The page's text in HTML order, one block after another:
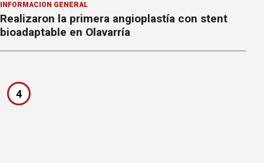
INFORMACION GENERAL
Realizaron la primera angioplastía con stent
bioadaptable en Olavarría
4